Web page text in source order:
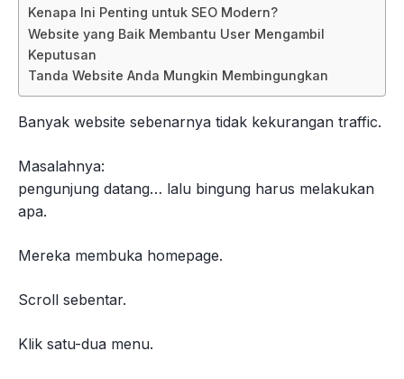
Kenapa Ini Penting untuk SEO Modern?
Website yang Baik Membantu User Mengambil
Keputusan
Tanda Website Anda Mungkin Membingungkan
Banyak website sebenarnya tidak kekurangan traffic.
Masalahnya:
pengunjung datang… lalu bingung harus melakukan
apa.
Mereka membuka homepage.
Scroll sebentar.
Klik satu-dua menu.